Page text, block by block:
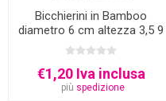
Bicchierini in Bamboo
diametro 6 cm altezza 3,5 9
pz
€1,20 Iva inclusa
più spedizione